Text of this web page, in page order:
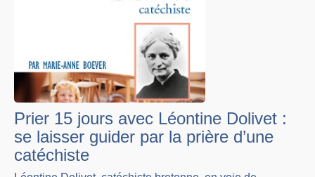
Prier 15 jours avec Léontine Dolivet :
se laisser guider par la prière d’une
catéchiste